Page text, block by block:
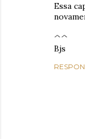
Essa
^^
Bjs